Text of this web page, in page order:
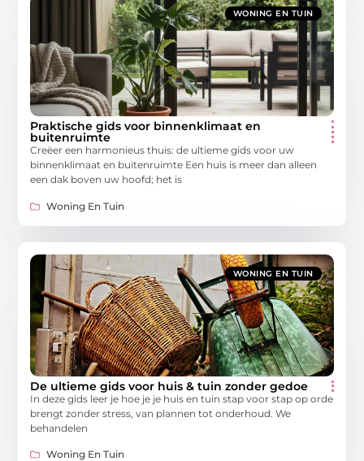
WONING EN TUIN
Praktische gids voor binnenklimaat en
buitenruimte
Creëer een harmonieus thuis: de ultieme gids voor uw
binnenklimaat en buitenruimte Een huis is meer dan alleen
een dak boven uw hoofd; het is
Woning En Tuin
WONING EN TUIN
De ultieme gids voor huis & tuin zonder gedoe
In deze gids leer je hoe je je huis en tuin stap voor stap op orde
brengt zonder stress, van plannen tot onderhoud. We
behandelen
Woning En Tuin